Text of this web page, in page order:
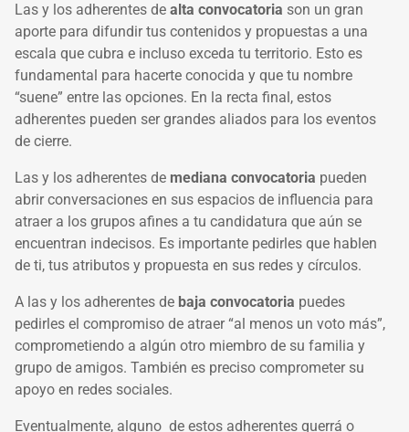
Las y los adherentes de alta convocatoria son un gran
aporte para difundir tus contenidos y propuestas a una
escala que cubra e incluso exceda tu territorio. Esto es
fundamental para hacerte conocida y que tu nombre
“suene” entre las opciones. En la recta final, estos
adherentes pueden ser grandes aliados para los eventos
de cierre.
Las y los adherentes de mediana convocatoria pueden
abrir conversaciones en sus espacios de influencia para
atraer a los grupos afines a tu candidatura que aún se
encuentran indecisos. Es importante pedirles que hablen
de ti, tus atributos y propuesta en sus redes y círculos.
A las y los adherentes de baja convocatoria puedes
pedirles el compromiso de atraer “al menos un voto más”,
comprometiendo a algún otro miembro de su familia y
grupo de amigos. También es preciso comprometer su
apoyo en redes sociales.
Eventualmente, alguno de estos adherentes querrá o